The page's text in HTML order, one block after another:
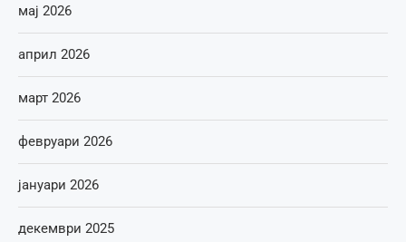
мај 2026
април 2026
март 2026
февруари 2026
јануари 2026
декември 2025